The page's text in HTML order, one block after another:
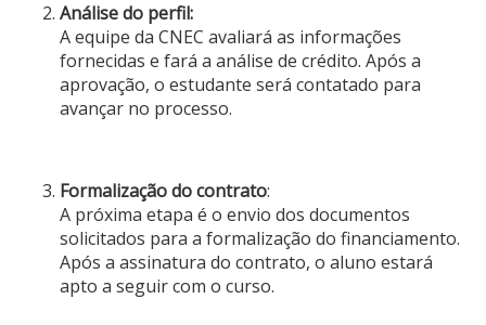
Análise do perfil:
A equipe da CNEC avaliará as informações
fornecidas e fará a análise de crédito. Após a
aprovação, o estudante será contatado para
avançar no processo.
Formalização do contrato:
A próxima etapa é o envio dos documentos
solicitados para a formalização do financiamento.
Após a assinatura do contrato, o aluno estará
apto a seguir com o curso.